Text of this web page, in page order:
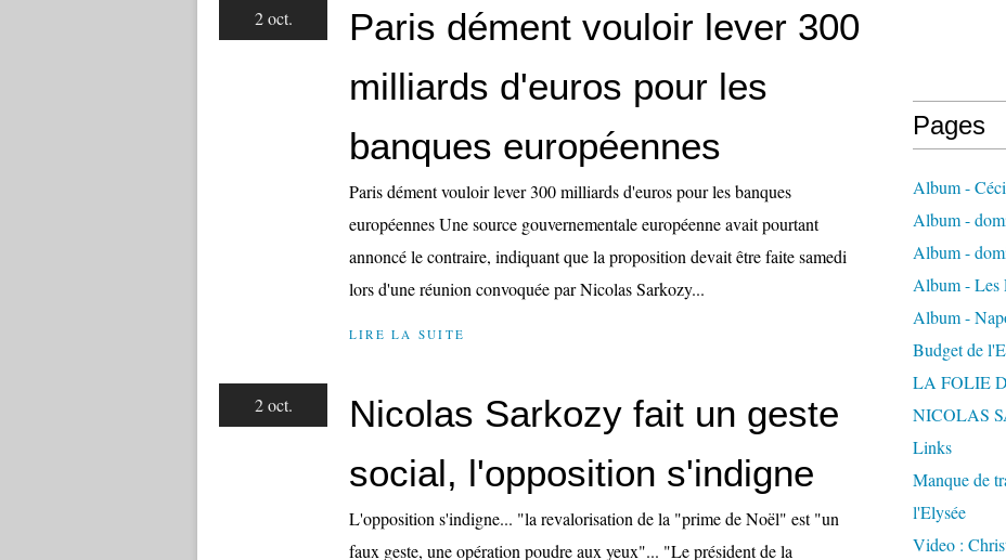
2 oct.
Paris dément vouloir lever 300
milliards d'euros pour les
banques européennes
Paris dément vouloir lever 300 milliards d'euros pour les banques
européennes Une source gouvernementale européenne avait pourtant
annoncé le contraire, indiquant que la proposition devait être faite samedi
lors d'une réunion convoquée par Nicolas Sarkozy...
LIRE LA SUITE
2 oct.
Nicolas Sarkozy fait un geste
social, l'opposition s'indigne
L'opposition s'indigne... "la revalorisation de la "prime de Noël" est "un
faux geste, une opération poudre aux yeux"... "Le président de la
Pages
Album -
Album -
Album -
Album - Les
Album -
Budget de
LA FOLIE
NICOLAS
Links
Manque de
l'Elysée
Video :